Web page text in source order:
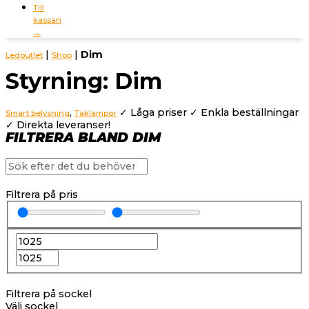
Till
kassan
→
Ledoutlet | Shop | Dim
Styrning: Dim
Smart belysning, Taklampor ✓ Låga priser ✓ Enkla beställningar
✓ Direkta leveranser!
FILTRERA BLAND DIM
Filtrera på pris
Filtrera på sockel
Välj sockel